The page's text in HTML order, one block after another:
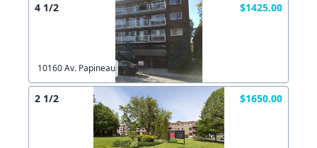
4 1/2 $1425.00
10160 Av. Papineau
2 1/2 $1650.00